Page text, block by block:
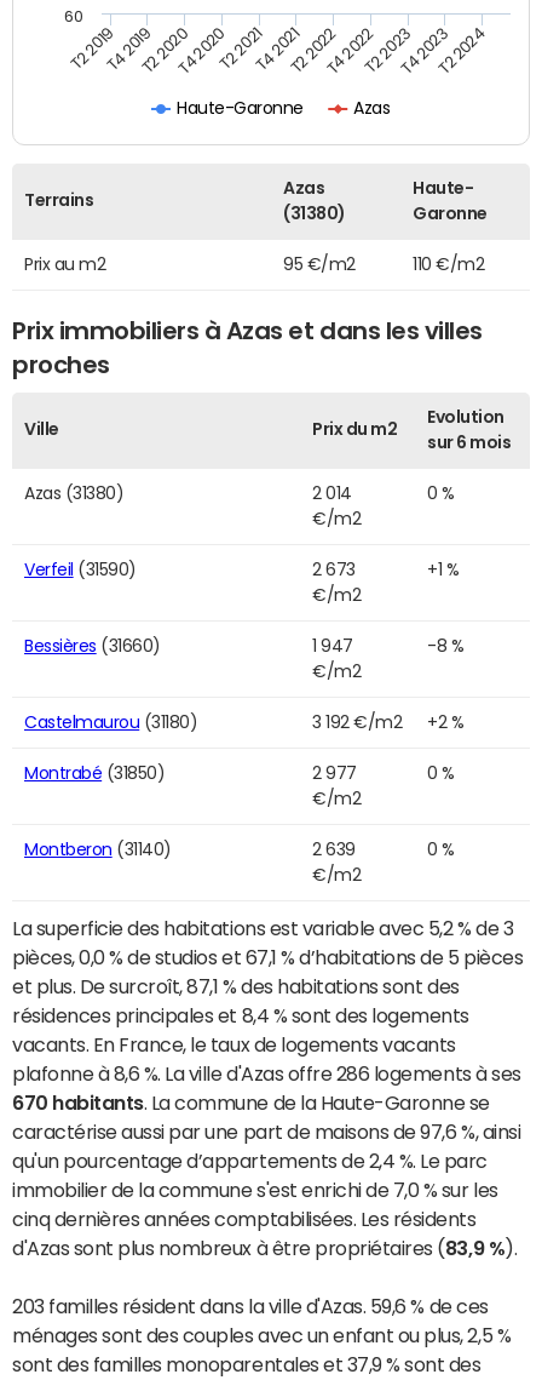
Haute-Garonne Azas
T2 2019T4 2019T2 2020T4 2020T2 2021T4 2021T2 2022T4 2022T2 2023T4 2023T2 2024
60
Terrains
Azas
(31380)
Haute-
Garonne
Prix au m2 95 €/m2 110 €/m2
Prix immobiliers à Azas et dans les villes
proches
Ville Prix du m2
Evolution
sur 6 mois
Azas (31380)
2 014
€/m2
0 %
Verfeil (31590)
2 673
€/m2
+1 %
Bessières (31660)
1 947
€/m2
-8 %
Castelmaurou (31180) 3 192 €/m2 +2 %
Montrabé (31850)
2 977
€/m2
0 %
Montberon (31140)
2 639
€/m2
0 %
La superficie des habitations est variable avec 5,2 % de 3
pièces, 0,0 % de studios et 67,1 % d’habitations de 5 pièces
et plus. De surcroît, 87,1 % des habitations sont des
résidences principales et 8,4 % sont des logements
vacants. En France, le taux de logements vacants
plafonne à 8,6 %. La ville d'Azas offre 286 logements à ses
670 habitants. La commune de la Haute-Garonne se
caractérise aussi par une part de maisons de 97,6 %, ainsi
qu'un pourcentage d’appartements de 2,4 %. Le parc
immobilier de la commune s'est enrichi de 7,0 % sur les
cinq dernières années comptabilisées. Les résidents
d'Azas sont plus nombreux à être propriétaires (83,9 %).
203 familles résident dans la ville d'Azas. 59,6 % de ces
ménages sont des couples avec un enfant ou plus, 2,5 %
sont des familles monoparentales et 37,9 % sont des